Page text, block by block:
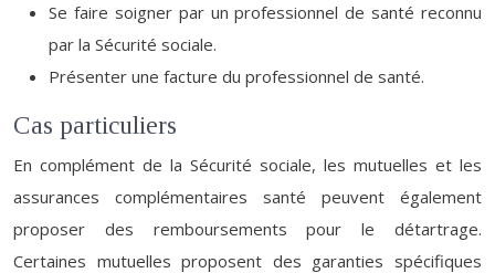
Se faire soigner par un professionnel de santé reconnu
par la Sécurité sociale.
Présenter une facture du professionnel de santé.
Cas particuliers
En complément de la Sécurité sociale, les mutuelles et les
assurances complémentaires santé peuvent également
proposer des remboursements pour le détartrage.
Certaines mutuelles proposent des garanties spécifiques